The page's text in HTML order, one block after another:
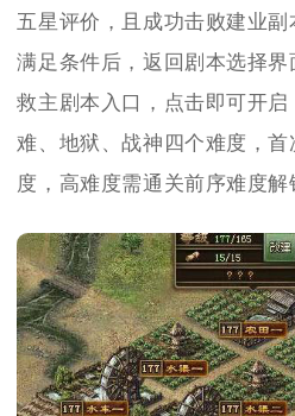
五星评价，且成功击败建业副
满足条件后，返回剧本选择
救主剧本入口，点击即可开启
难、地狱、战神四个难度，
度，高难度需通关前序难度解